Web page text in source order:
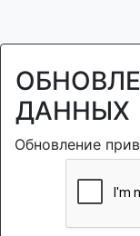
ДАННЫХ
Обновление